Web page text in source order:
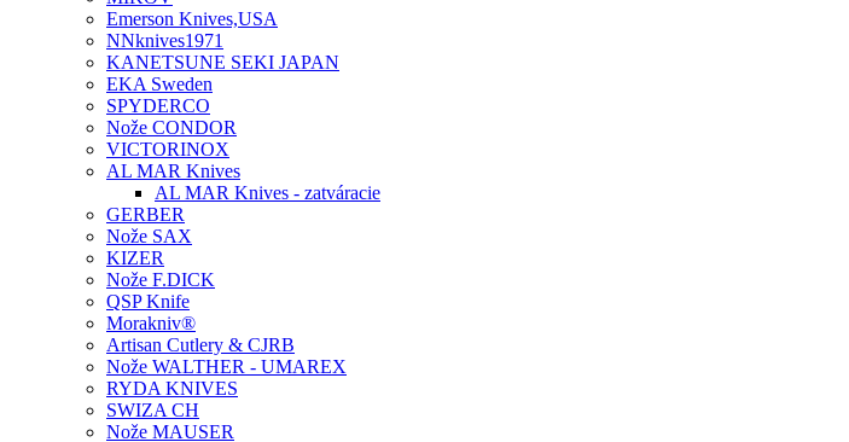
Emerson Knives,USA
NNknives1971
KANETSUNE SEKI JAPAN
EKA Sweden
SPYDERCO
Nože CONDOR
VICTORINOX
AL MAR Knives
AL MAR Knives - zatváracie
GERBER
Nože SAX
KIZER
Nože F.DICK
QSP Knife
Morakniv®
Artisan Cutlery & CJRB
Nože WALTHER - UMAREX
RYDA KNIVES
SWIZA CH
Nože MAUSER